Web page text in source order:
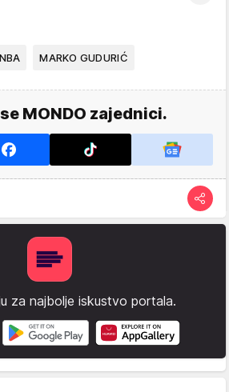
NBA MARKO GUDURIĆ
MONDO zajednici.
za najbolje iskustvo portala.